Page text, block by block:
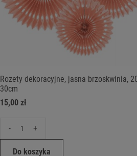
Rozety dekoracyjne, jasna brzoskwinia,
30cm
15,00 zł
- +
Do koszyka